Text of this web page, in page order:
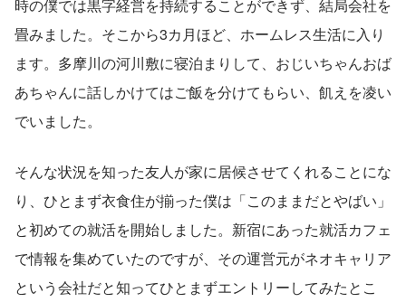
時の僕では黒字経営を持続することができず、結局会社を
畳みました。そこから3カ月ほど、ホームレス生活に入り
ます。多摩川の河川敷に寝泊まりして、おじいちゃんおば
あちゃんに話しかけてはご飯を分けてもらい、飢えを凌い
でいました。
そんな状況を知った友人が家に居候させてくれることにな
り、ひとまず衣食住が揃った僕は「このままだとやばい」
と初めての就活を開始しました。新宿にあった就活カフェ
で情報を集めていたのですが、その運営元がネオキャリア
という会社だと知ってひとまずエントリーしてみたとこ